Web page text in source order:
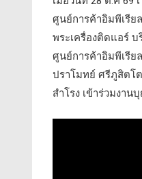
ศูนย์การค้าอิมพีเรีย
พระเครื่องติดแอร์
ศูนย์การค้าอิมพีเรี
ปราโมทย์ ศรีภูสิตโ
สำโรง เข้าร่วมงา